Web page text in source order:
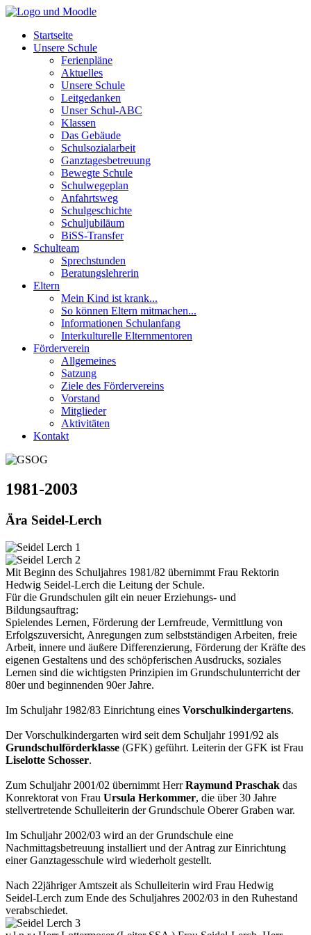
Startseite
Unsere Schule
Ferienpläne
Aktuelles
Unsere Schule
Leitgedanken
Unser Schul-ABC
Klassen
Das Gebäude
Schulsozialarbeit
Ganztagesbetreuung
Bewegte Schule
Schulwegeplan
Anfahrtsweg
Schulgeschichte
Schuljubiläum
BiSS-Transfer
Schulteam
Sprechstunden
Beratungslehrerin
Eltern
Mein Kind ist krank...
So können Eltern mitmachen...
Informationen Schulanfang
Interkulturelle Elternmentoren
Förderverein
Allgemeines
Satzung
Ziele des Fördervereins
Vorstand
Mitglieder
Aktivitäten
Kontakt
1981-2003
Ära Seidel-Lerch
Mit Beginn des Schuljahres 1981/82 übernimmt Frau Rektorin
Hedwig Seidel-Lerch die Leitung der Schule.
Für die Grundschulen gilt ein neuer Erziehungs- und
Bildungsauftrag:
Spielendes Lernen, Förderung der Lernfreude, Vermittlung von
Erfolgszuversicht, Anregungen zum selbstständigen Arbeiten, freie
Arbeit, innere und äußere Differenzierung, Förderung der Kräfte des
eigenen Gestaltens und des schöpferischen Ausdrucks, soziales
Lernen sind die wichtigsten Prinzipien im Grundschulunterricht der
80er und beginnenden 90er Jahre.
Im Schuljahr 1982/83 Einrichtung eines Vorschulkindergartens.
Der Vorschulkindergarten wird seit dem Schuljahr 1991/92 als
Grundschulförderklasse (GFK) geführt. Leiterin der GFK ist Frau
Liselotte Schosser.
Zum Schuljahr 2001/02 übernimmt HerrRaymund Praschak das
Konrektorat von Frau Ursula Herkommer, die über 30 Jahre
stellvertretende Schulleiterin der Grundschule Oberer Graben war.
Im Schuljahr 2002/03 wird an der Grundschule eine
Nachmittagsbetreuung installiert und der Antrag zur Einrichtung
einer Ganztagesschule wird wiederholt gestellt.
Nach 22jähriger Amtszeit als Schulleiterin wird Frau Hedwig
Seidel-Lerch zum Ende des Schuljahres 2002/03 in den Ruhestand
verabschiedet.